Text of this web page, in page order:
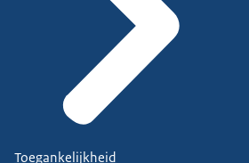
Toegankelijkheid